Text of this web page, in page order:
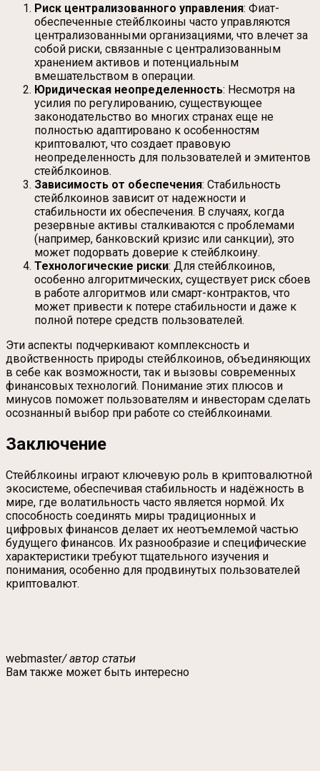
Риск централизованного управления: Фиат-
обеспеченные стейблкоины часто управляются
централизованными организациями, что влечет за
собой риски, связанные с централизованным
хранением активов и потенциальным
вмешательством в операции.
Юридическая неопределенность: Несмотря на
усилия по регулированию, существующее
законодательство во многих странах еще не
полностью адаптировано к особенностям
криптовалют, что создает правовую
неопределенность для пользователей и эмитентов
стейблкоинов.
Зависимость от обеспечения: Стабильность
стейблкоинов зависит от надежности и
стабильности их обеспечения. В случаях, когда
резервные активы сталкиваются с проблемами
(например, банковский кризис или санкции), это
может подорвать доверие к стейблкоину.
Технологические риски: Для стейблкоинов,
особенно алгоритмических, существует риск сбоев
в работе алгоритмов или смарт-контрактов, что
может привести к потере стабильности и даже к
полной потере средств пользователей.
Эти аспекты подчеркивают комплексность и
двойственность природы стейблкоинов, объединяющих
в себе как возможности, так и вызовы современных
финансовых технологий. Понимание этих плюсов и
минусов поможет пользователям и инвесторам сделать
осознанный выбор при работе со стейблкоинами.
Заключение
Стейблкоины играют ключевую роль в криптовалютной
экосистеме, обеспечивая стабильность и надёжность в
мире, где волатильность часто является нормой. Их
способность соединять миры традиционных и
цифровых финансов делает их неотъемлемой частью
будущего финансов. Их разнообразие и специфические
характеристики требуют тщательного изучения и
понимания, особенно для продвинутых пользователей
криптовалют.
webmaster/ автор статьи
Вам также может быть интересно